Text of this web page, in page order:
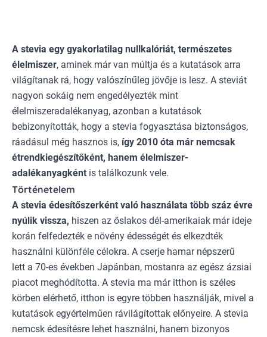
A stevia egy gyakorlatilag nullkalóriát, természetes
élelmiszer, aminek már van múltja és a kutatások arra
világítanak rá, hogy valószínűleg jövője is lesz. A steviát
nagyon sokáig nem engedélyezték mint
élelmiszeradalékanyag, azonban a kutatások
bebizonyították, hogy a stevia fogyasztása biztonságos,
ráadásul még hasznos is, így 2010 óta már nemcsak
étrendkiegészítőként, hanem élelmiszer-
adalékanyagként is találkozunk vele.
Történetelem
A stevia édesítőszerként való használata több száz évre
nyúlik vissza, hiszen az őslakos dél-amerikaiak már ideje
korán felfedezték e növény édességét és elkezdték
használni különféle célokra. A cserje hamar népszerű
lett a 70-es években Japánban, mostanra az egész ázsiai
piacot meghódította. A stevia ma már itthon is széles
körben elérhető, itthon is egyre többen használják, mivel a
kutatások egyértelműen rávilágítottak előnyeire. A stevia
nemcsk édesítésre lehet használni, hanem bizonyos